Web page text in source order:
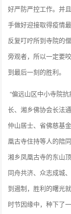
好严防严控工作。并
手做好迎接取得疫情
反复叮咛所到寺院的
旁观者，所以一定要
到最后一刻的胜利。
“偏远山区中小寺院
长、湘乡佛协会长法
仲山居士、省佛慈基
凰古寺住持等人的陪
湘乡凤凰古寺的东山
同舟共济、众志成城
到遏制，胜利的曙光
时节因缘中，种下了